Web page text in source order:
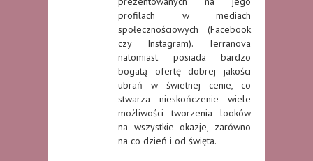
profilach w mediach
społecznościowych (Facebook
czy Instagram). Terranova
natomiast posiada bardzo
bogatą ofertę dobrej jakości
ubrań w świetnej cenie, co
stwarza nieskończenie wiele
możliwości tworzenia looków
na wszystkie okazje, zarówno
na co dzień i od święta.